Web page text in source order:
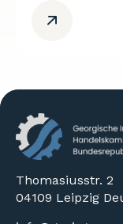
Thomasiusstr. 2
04109 Leipzig